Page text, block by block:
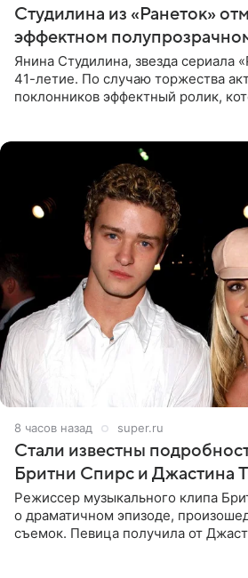
Студилина из «Ранеток»
эффектном
Янина Студилина, звезда сериала
41-летие. По случаю торжества
поклонников эффектный ролик,
8 часов назад super.ru
Стали известны
Бритни Спирс и Джастина
Режиссер музыкального клипа
о драматичном эпизоде,
съемок. Певица получила от